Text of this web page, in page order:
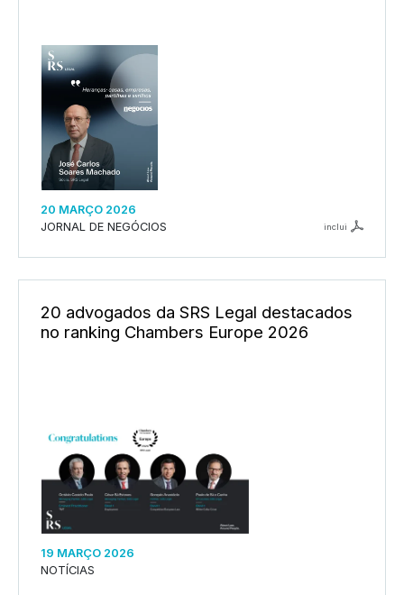
20 MARÇO 2026
JORNAL DE NEGÓCIOS
inclui
20 advogados da SRS Legal destacados
no ranking Chambers Europe 2026
19 MARÇO 2026
NOTÍCIAS